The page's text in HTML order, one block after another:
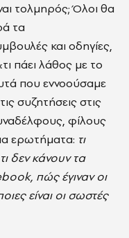
τολμηρός; Όλοι θα
τα
και οδηγίες,
πάει λάθος με το
που εννοούσαμε
συζητήσεις στις
φίλους
ερωτήματα: τι
δεν κάνουν τα
πώς έγιναν οι
είναι οι σωστές